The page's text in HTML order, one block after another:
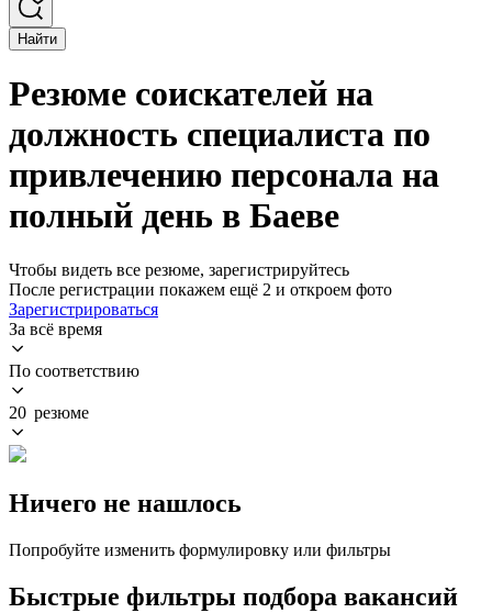
Найти
Резюме соискателей на
должность специалиста по
привлечению персонала на
полный день в Баеве
Чтобы видеть все резюме, зарегистрируйтесь
После регистрации покажем ещё 2 и откроем фото
Зарегистрироваться
За всё время
По соответствию
20 резюме
Ничего не нашлось
Попробуйте изменить формулировку или фильтры
Быстрые фильтры подбора вакансий